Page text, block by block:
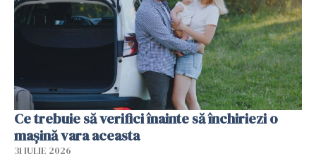
Ce trebuie să verifici înainte să închiriezi o
mașină vara aceasta
31 IULIE 2026